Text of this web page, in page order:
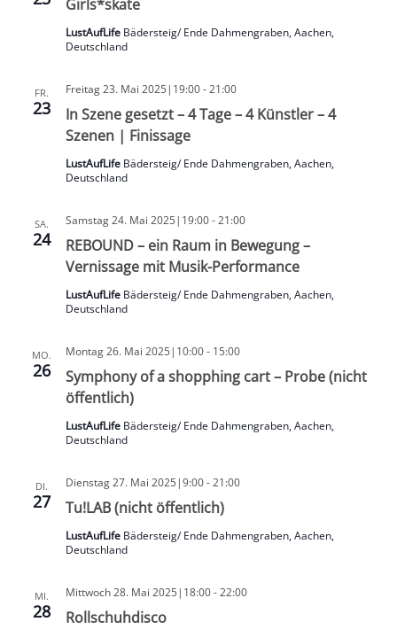
Girls*skate
LustAufLife Bädersteig/ Ende Dahmengraben, Aachen,
Deutschland
FR.
23
In Szene gesetzt – 4 Tage – 4 Künstler – 4
Szenen | Finissage
Freitag 23. Mai 2025|19:00-21:00
LustAufLife Bädersteig/ Ende Dahmengraben, Aachen,
Deutschland
SA.
24
REBOUND – ein Raum in Bewegung –
Vernissage mit Musik-Performance
Samstag 24. Mai 2025|19:00-21:00
LustAufLife Bädersteig/ Ende Dahmengraben, Aachen,
Deutschland
MO.
26
Symphony of a shopphing cart – Probe (nicht
öffentlich)
Montag 26. Mai 2025|10:00- 15:00
LustAufLife Bädersteig/ Ende Dahmengraben, Aachen,
Deutschland
DI.
27 Tu!LAB (nicht öffentlich)
Dienstag 27. Mai 2025|9:00-21:00
LustAufLife Bädersteig/ Ende Dahmengraben, Aachen,
Deutschland
MI.
28 Rollschuhdisco
Mittwoch 28. Mai 2025|18:00-22:00